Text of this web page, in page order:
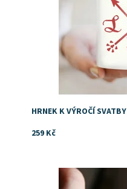
HRNEK K VÝROČÍ SVATBY
259 Kč
Dostupnost:
Skladem
DejDar